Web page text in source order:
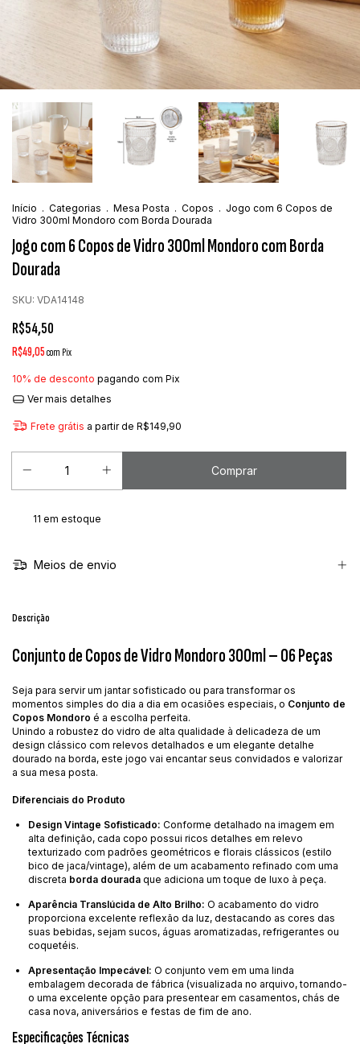
Início . Categorias . Mesa Posta . Copos . Jogo com 6 Copos de
Vidro 300ml Mondoro com Borda Dourada
Jogo com 6 Copos de Vidro 300ml Mondoro com Borda
Dourada
SKU: VDA14148
R$54,50
R$49,05com Pix
10% de desconto pagando com Pix
Ver mais detalhes
Frete grátis a partir de R$149,90
11 em estoque
Meios de envio
Descrição
Conjunto de Copos de Vidro Mondoro 300ml – 06 Peças
Seja para servir um jantar sofisticado ou para transformar os
momentos simples do dia a dia em ocasiões especiais, o Conjunto de
Copos Mondoro é a escolha perfeita.
Unindo a robustez do vidro de alta qualidade à delicadeza de um
design clássico com relevos detalhados e um elegante detalhe
dourado na borda, este jogo vai encantar seus convidados e valorizar
a sua mesa posta.
Diferenciais do Produto
Design Vintage Sofisticado: Conforme detalhado na imagem em
alta definição, cada copo possui ricos detalhes em relevo
texturizado com padrões geométricos e florais clássicos (estilo
bico de jaca/vintage), além de um acabamento refinado com uma
discreta borda dourada que adiciona um toque de luxo à peça.
Aparência Translúcida de Alto Brilho: O acabamento do vidro
proporciona excelente reflexão da luz, destacando as cores das
suas bebidas, sejam sucos, águas aromatizadas, refrigerantes ou
coquetéis.
Apresentação Impecável: O conjunto vem em uma linda
embalagem decorada de fábrica (visualizada no arquivo, tornando-
o uma excelente opção para presentear em casamentos, chás de
casa nova, aniversários e festas de fim de ano.
Especificações Técnicas